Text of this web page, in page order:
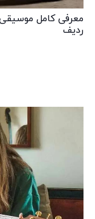
معرفی کامل
ردیف